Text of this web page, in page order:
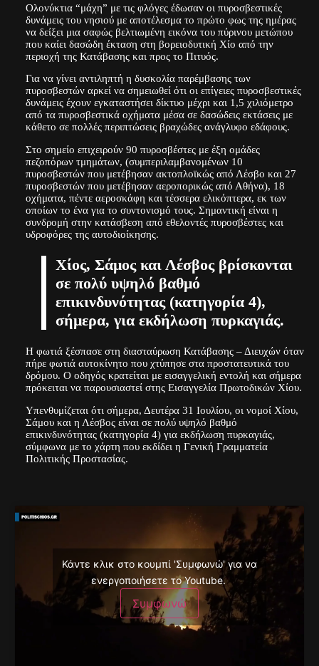
Ολονύκτια “μάχη” με τις φλόγες έδωσαν οι πυροσβεστικές
δυνάμεις του νησιού με αποτέλεσμα το πρώτο φως της ημέρας
να δείξει μια σαφώς βελτιωμένη εικόνα του πύρινου μετώπου
που καίει δασώδη έκταση στη βορειοδυτική Χίο από την
περιοχή της Κατάβασης και προς το Πιτυός.
Για να γίνει αντιληπτή η δυσκολία παρέμβασης των
πυροσβεστών αρκεί να σημειωθεί ότι οι επίγειες πυροσβεστικές
δυνάμεις έχουν εγκαταστήσει δίκτυο μέχρι και 1,5 χιλιόμετρο
από τα πυροσβεστικά οχήματα μέσα σε δασώδεις εκτάσεις με
κάθετο σε πολλές περιπτώσεις βραχώδες ανάγλυφο εδάφους.
Στο σημείο επιχειρούν 90 πυροσβέστες με έξη ομάδες
πεζοπόρων τμημάτων, (συμπεριλαμβανομένων 10
πυροσβεστών που μετέβησαν ακτοπλοϊκώς από Λέσβο και 27
πυροσβεστών που μετέβησαν αεροπορικώς από Αθήνα), 18
οχήματα, πέντε αεροσκάφη και τέσσερα ελικόπτερα, εκ των
οποίων το ένα για το συντονισμό τους. Σημαντική είναι η
συνδρομή στην κατάσβεση από εθελοντές πυροσβέστες και
υδροφόρες της αυτοδιοίκησης.
Χίος, Σάμος και Λέσβος βρίσκονται
σε πολύ υψηλό βαθμό
επικινδυνότητας (κατηγορία 4),
σήμερα, για εκδήλωση πυρκαγιάς.
Η φωτιά ξέσπασε στη διασταύρωση Κατάβασης – Διευχών όταν
πήρε φωτιά αυτοκίνητο που χτύπησε στα προστατευτικά του
δρόμου. Ο οδηγός κρατείται με εισαγγελική εντολή και σήμερα
πρόκειται να παρουσιαστεί στης Εισαγγελία Πρωτοδικών Χίου.
Υπενθυμίζεται ότι σήμερα, Δευτέρα 31 Ιουλίου, οι νομοί Χίου,
Σάμου και η Λέσβος είναι σε πολύ υψηλό βαθμό
επικινδυνότητας (κατηγορία 4) για εκδήλωση πυρκαγιάς,
σύμφωνα με το χάρτη που εκδίδει η Γενική Γραμματεία
Πολιτικής Προστασίας.
Κάντε κλικ στο κουμπί 'Συμφωνώ' για να
ενεργοποιήσετε το Youtube.
Συμφωνώ